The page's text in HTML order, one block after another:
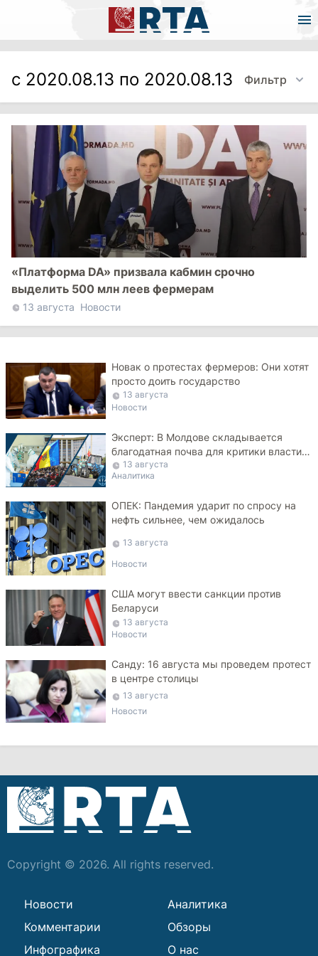
с 2020.08.13 по 2020.08.13 Фильтр
«Платформа DA» призвала кабмин срочно
выделить 500 млн леев фермерам
13 августа Новости
Новак о протестах фермеров: Они хотят
просто доить государство
13 августа
Новости
Эксперт: В Молдове складывается
благодатная почва для критики власти и
протестов
13 августа
Аналитика
ОПЕК: Пандемия ударит по спросу на
нефть сильнее, чем ожидалось
13 августа
Новости
США могут ввести санкции против
Беларуси
13 августа
Новости
Санду: 16 августа мы проведем протест
в центре столицы
13 августа
Новости
Copyright © 2026. All rights reserved.
Новости
Аналитика
Комментарии
Обзоры
Инфографика
О нас